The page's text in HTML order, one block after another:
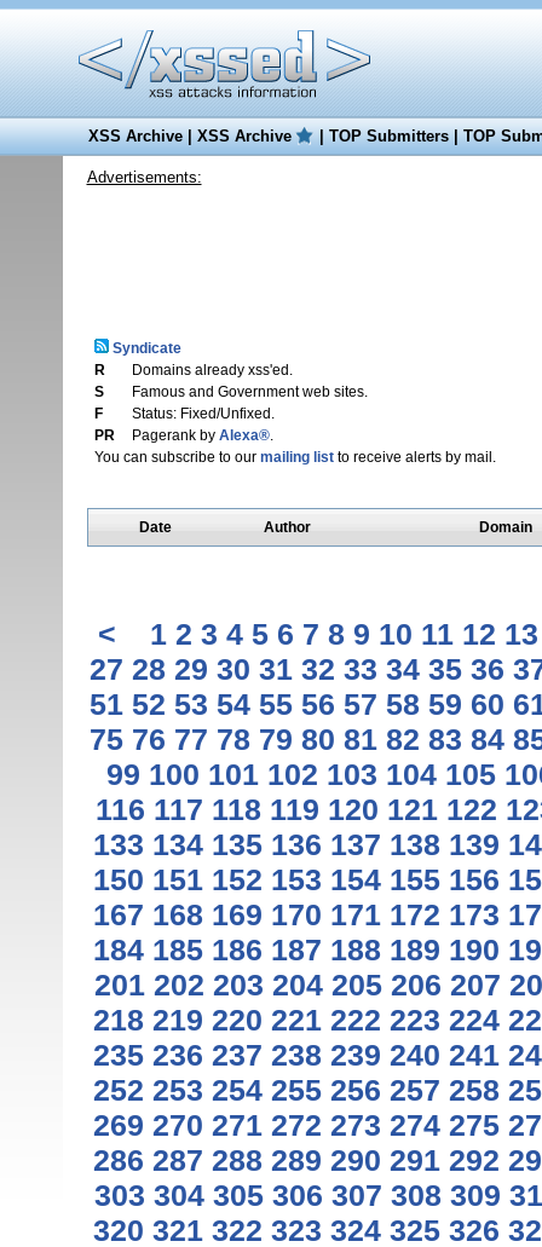
XSS Archive|XSS Archive |TOP Submitters|TOP
Advertisements:
Syndicate
R
Domains already xss'ed.
S
Famous and Government web sites.
F
Status: Fixed/Unfixed.
PR
Pagerank by Alexa®.
You can subscribe to our mailing listto receive alerts by mail.
Date Author Domain
< 1 2 3 4 5 6 7 8 9 10 11 12 13
27 28 29 30 31 32 33 34 35 36
51 52 53 54 55 56 57 58 59 60
75 76 77 78 79 80 81 82 83 84
99 100 101 102 103 104 105
116 117 118 119 120 121 122
133 134 135 136 137 138 139
150 151 152 153 154 155 156
167 168 169 170 171 172 173
184 185 186 187 188 189 190
201 202 203 204 205 206 207
218 219 220 221 222 223 224
235 236 237 238 239 240 241
252 253 254 255 256 257 258
269 270 271 272 273 274 275
286 287 288 289 290 291 292
303 304 305 306 307 308 309
320 321 322 323 324 325 326